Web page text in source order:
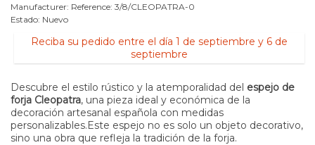
Manufacturer: Reference: 3/8/CLEOPATRA-0
Estado: Nuevo
Reciba su pedido entre el día 1 de septiembre y 6 de
septiembre
Descubre el estilo rústico y la atemporalidad del espejo de
forja Cleopatra, una pieza ideal y económica de la
decoración artesanal española con medidas
personalizables.Este espejo no es solo un objeto decorativo,
sino una obra que refleja la tradición de la forja.